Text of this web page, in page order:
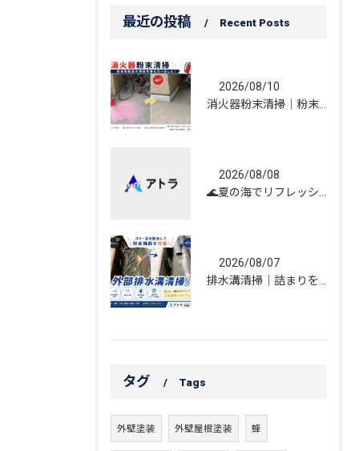
最近の投稿 Recent Posts
2026/08/10
2026/08/08
2026/08/07
タグ Tags
外壁塗装 外壁屋根塗装 蜂